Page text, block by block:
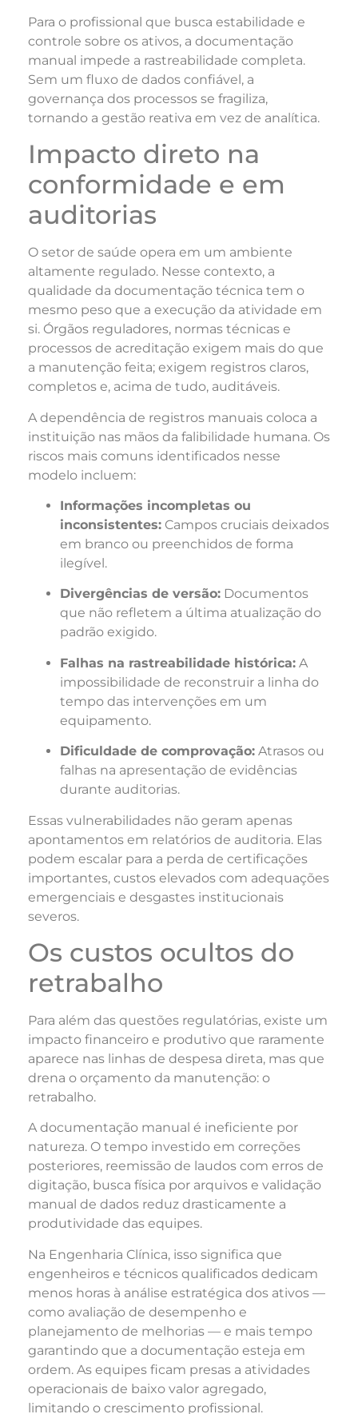
Para o profissional que busca estabilidade e
controle sobre os ativos, a documentação
manual impede a rastreabilidade completa.
Sem um fluxo de dados confiável, a
governança dos processos se fragiliza,
tornando a gestão reativa em vez de analítica.
Impacto direto na
conformidade e em
auditorias
O setor de saúde opera em um ambiente
altamente regulado. Nesse contexto, a
qualidade da documentação técnica tem o
mesmo peso que a execução da atividade em
si. Órgãos reguladores, normas técnicas e
processos de acreditação exigem mais do que
a manutenção feita; exigem registros claros,
completos e, acima de tudo, auditáveis.
A dependência de registros manuais coloca a
instituição nas mãos da falibilidade humana. Os
riscos mais comuns identificados nesse
modelo incluem:
Informações incompletas ou
inconsistentes: Campos cruciais deixados
em branco ou preenchidos de forma
ilegível.
Divergências de versão: Documentos
que não refletem a última atualização do
padrão exigido.
Falhas na rastreabilidade histórica: A
impossibilidade de reconstruir a linha do
tempo das intervenções em um
equipamento.
Dificuldade de comprovação: Atrasos ou
falhas na apresentação de evidências
durante auditorias.
Essas vulnerabilidades não geram apenas
apontamentos em relatórios de auditoria. Elas
podem escalar para a perda de certificações
importantes, custos elevados com adequações
emergenciais e desgastes institucionais
severos.
Os custos ocultos do
retrabalho
Para além das questões regulatórias, existe um
impacto financeiro e produtivo que raramente
aparece nas linhas de despesa direta, mas que
drena o orçamento da manutenção: o
retrabalho.
A documentação manual é ineficiente por
natureza. O tempo investido em correções
posteriores, reemissão de laudos com erros de
digitação, busca física por arquivos e validação
manual de dados reduz drasticamente a
produtividade das equipes.
Na Engenharia Clínica, isso significa que
engenheiros e técnicos qualificados dedicam
menos horas à análise estratégica dos ativos —
como avaliação de desempenho e
planejamento de melhorias — e mais tempo
garantindo que a documentação esteja em
ordem. As equipes ficam presas a atividades
operacionais de baixo valor agregado,
limitando o crescimento profissional.